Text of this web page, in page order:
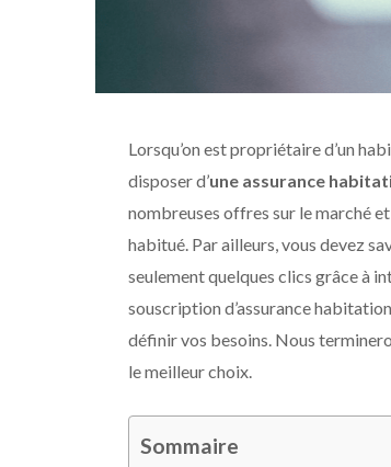
Lorsqu’on est propriétaire d’un
disposer d’une assurance
nombreuses offres sur le marché
habitué. Par ailleurs, vous devez
seulement quelques clics grâce à
souscription d’assurance
définir vos besoins. Nous
le meilleur choix.
Sommaire